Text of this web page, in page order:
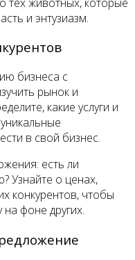
и энтузиазм.
бизнеса с
рынок и
какие услуги и
в свой бизнес.
есть ли
Узнайте о ценах,
конкурентов, чтобы
на фоне других.